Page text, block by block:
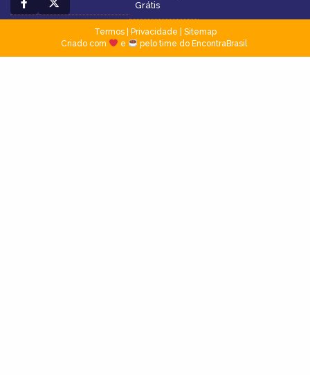
Grátis
Termos| Privacidade
Sitemap
Criado com
e pelo time do EncontraBrasil